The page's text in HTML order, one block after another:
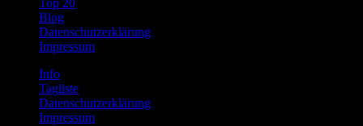
Top 20
Blog
Datenschutzerklärung
Impressum
Info
Tagliste
Datenschutzerklärung
Impressum